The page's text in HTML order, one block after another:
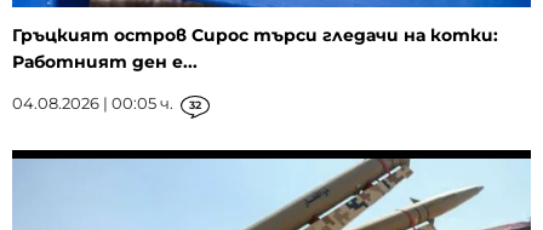
Гръцкият остров Сирос търси гледачи на котки:
Работният ден е...
04.08.2026 | 00:05 ч. 32